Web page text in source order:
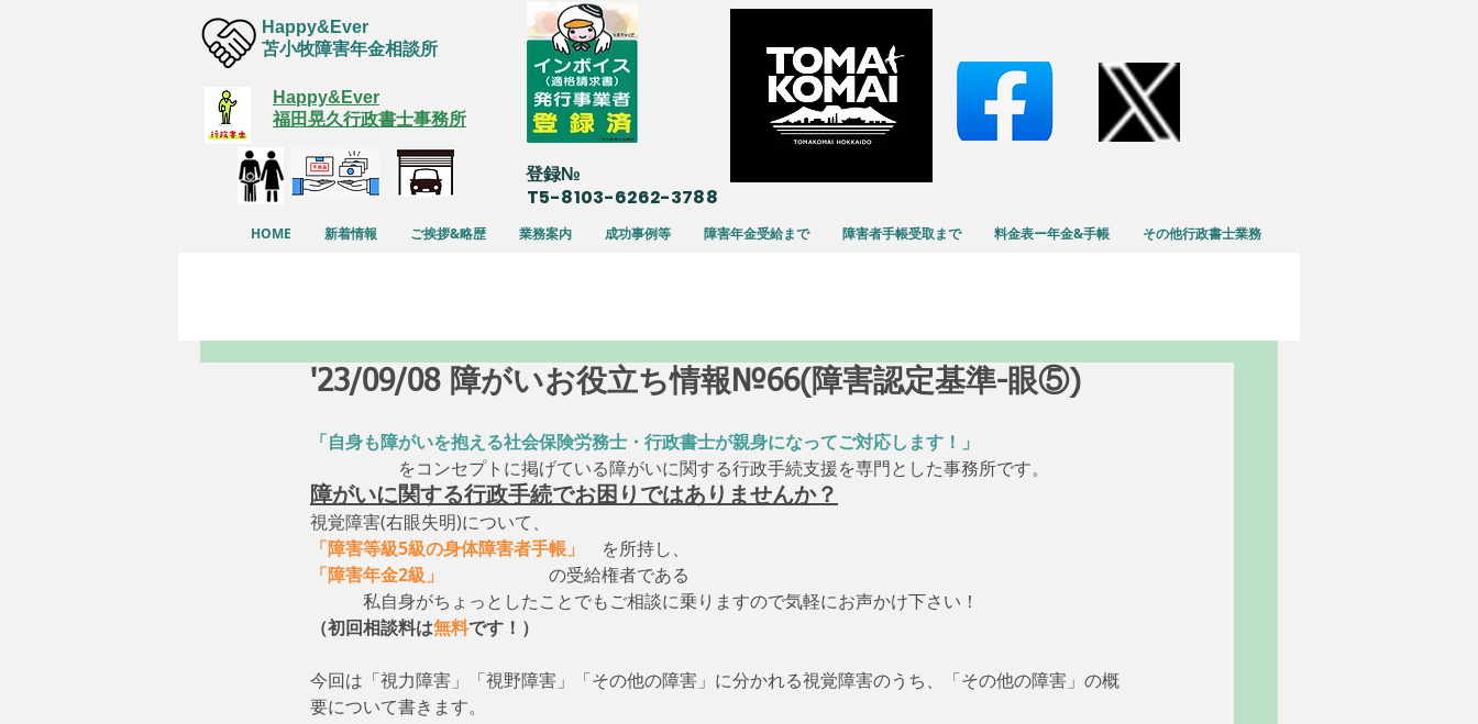
Happy&Ever
苫小牧障害年金相談所
Happy&Ever
福田晃久行政書士事務所
​登録№
T5-8103-6262-3788
HOME 新着情報 ご挨拶&略歴 業務案内 成功事例等 障害年金受給まで 障害者手帳受取まで 料金表ー年金&手帳 その他行政書士業務
'23/09/08 障がいお役立ち情報№66(障害認定基準-眼⑤)
「自身も障がいを抱える社会保険労務士・行政書士が親身になってご対応します！」
をコンセプトに掲げている障がいに関する行政手続支援を専門とした事務所です。
障がいに関する行政手続でお困りではありませんか？
視覚障害(右眼失明)について、
「障害等級5級の身体障害者手帳」
を所持し、
「障害年金2級」
の受給権者である
私自身がちょっとしたことでもご相談に乗りますので気軽にお声かけ下さい！
（初回相談料は無料です！）
今回は「視力障害」「視野障害」「その他の障害」に分かれる視覚障害のうち、「その他の障害」の概
要について書きます。